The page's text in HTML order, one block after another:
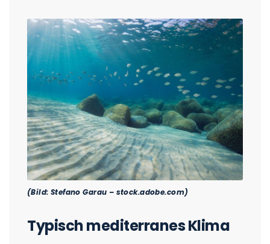
(Bild: Stefano Garau – stock.adobe.com)
Typisch mediterranes Klima